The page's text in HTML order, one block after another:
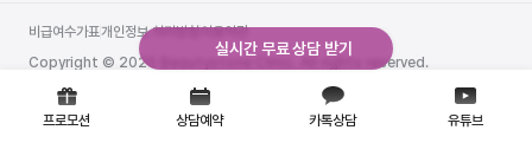
Copyright © 2025 Beautystone Clinic. All rights reserved.
비급여수가표
비급여수가표
개인정보 처리방침
개인정보 처리방침
이용약관
이용약관
프로모션 상담예약 카톡상담 유튜브
실시간 무료 상담 받기